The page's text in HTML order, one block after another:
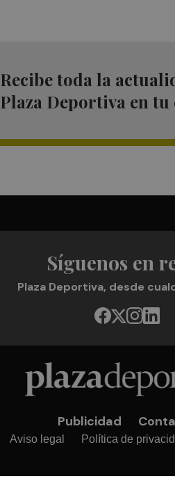
Recibe toda la
Plaza Deportiva en
Síguenos en
Plaza Deportiva, desde
Publicidad
Aviso legal Política de